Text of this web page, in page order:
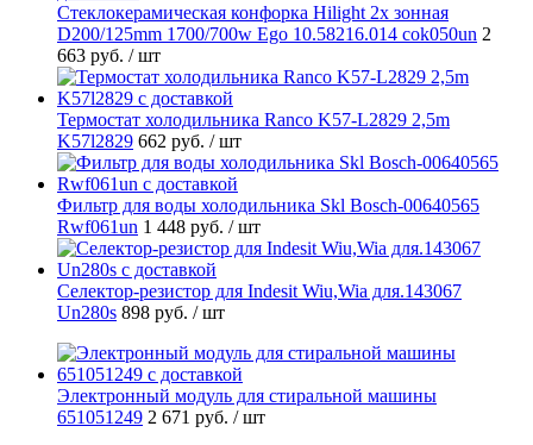
Стеклокерамическая конфорка Hilight 2х зонная
D200/125mm 1700/700w Ego 10.58216.014 cok050un 2
663 руб. / шт
Термостат холодильника Ranco K57-L2829 2,5m
K57l2829 662 руб. / шт
Фильтр для воды холодильника Skl Bosch-00640565
Rwf061un 1 448 руб. / шт
Селектор-резистор для Indesit Wiu,Wia для.143067
Un280s 898 руб. / шт
Электронный модуль для стиральной машины
651051249 2 671 руб. / шт